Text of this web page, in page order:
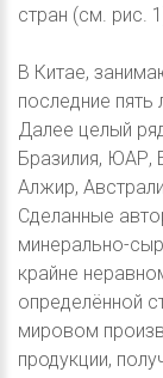
стран (см. рис.
В Китае,
последние пять
Далее целый
Бразилия, ЮАР,
Алжир,
Сделанные
минерально-
крайне
определённой
мировом
продукции,